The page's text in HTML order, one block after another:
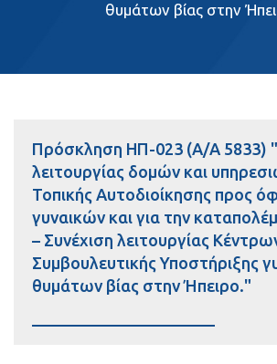
θυμάτων βίας στην
Πρόσκληση ΗΠ-023 (Α/Α 5833)
λειτουργίας δομών και
Τοπικής Αυτοδιοίκησης προς
γυναικών και για την
– Συνέχιση λειτουργίας
Συμβουλευτικής Υποστήριξης
θυμάτων βίας στην Ήπειρο."